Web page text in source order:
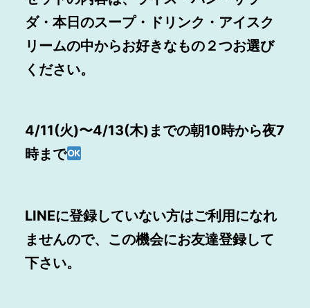
ダ・本日のスープ・ドリンク・アイスク
リームの中からお好きなもの２つお選び
ください。
4/11(火)〜4/13(木)までの朝10時から夜7
時まで
LINEに登録していない方はご利用になれ
ませんので、この機会にお友達登録して
下さい。